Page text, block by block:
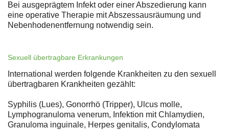
Bei ausgeprägtem Infekt oder einer Abszedierung kann
eine operative Therapie mit Abszessausräumung und
Nebenhodenentfernung notwendig sein.
Sexuell übertragbare Erkrankungen
International werden folgende Krankheiten zu den sexuell
übertragbaren Krankheiten gezählt:
Syphilis (Lues), Gonorrhö (Tripper), Ulcus molle,
Lymphogranuloma venerum, Infektion mit Chlamydien,
Granuloma inguinale, Herpes genitalis, Condylomata